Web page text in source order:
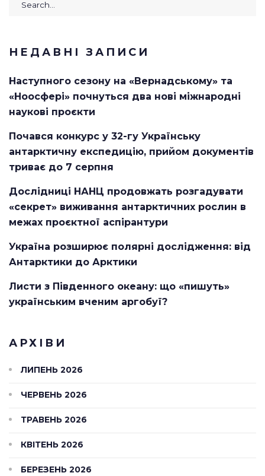
НЕДАВНІ ЗАПИСИ
Наступного сезону на «Вернадському» та
«Ноосфері» почнуться два нові міжнародні
наукові проєкти
Почався конкурс у 32-гу Українську
антарктичну експедицію, прийом документів
триває до 7 серпня
Дослідниці НАНЦ продовжать розгадувати
«секрет» виживання антарктичних рослин в
межах проєктної аспірантури
Україна розширює полярні дослідження: від
Антарктики до Арктики
Листи з Південного океану: що «пишуть»
українським вченим аргобуї?
АРХІВИ
ЛИПЕНЬ 2026
ЧЕРВЕНЬ 2026
ТРАВЕНЬ 2026
КВІТЕНЬ 2026
БЕРЕЗЕНЬ 2026